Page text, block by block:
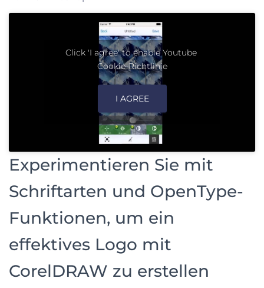
Click 'I agree' to enable Youtube
Cookie-Richtlinie
I AGREE
Experimentieren Sie mit
Schriftarten und OpenType-
Funktionen, um ein
effektives Logo mit
CorelDRAW zu erstellen